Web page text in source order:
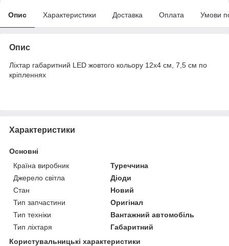
Опис Характеристики Доставка Оплата Умови
Опис
Ліхтар габаритний LED жовтого кольору 12х4 см, 7,5 см по
кріпленнях
Характеристики
Основні
Країна виробник
Туреччина
Джерело світла
Діоди
Стан
Новий
Тип запчастини
Оригінал
Тип техніки
Вантажний автомобіль
Тип ліхтаря
Габаритний
Користувальницькі характеристики